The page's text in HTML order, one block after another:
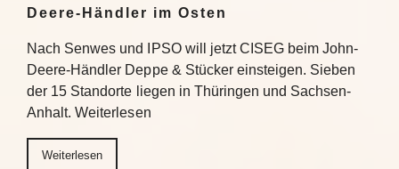
Deere-Händler im Osten
Nach Senwes und IPSO will jetzt CISEG beim John-
Deere-Händler Deppe & Stücker einsteigen. Sieben
der 15 Standorte liegen in Thüringen und Sachsen-
Anhalt. Weiterlesen
Weiterlesen